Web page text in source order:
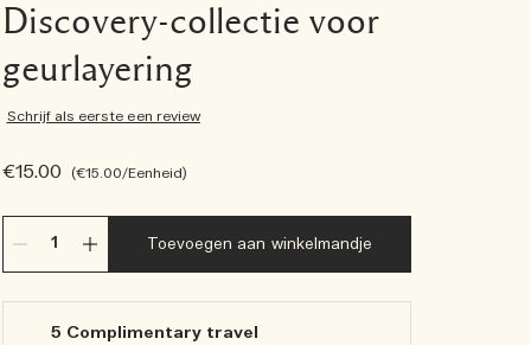
Discovery-collectie voor
geurlayering
Schrijf als eerste een review
€15.00 €15.00/Eenheid
Toevoegen aan winkelmandje
5 Complimentary travel